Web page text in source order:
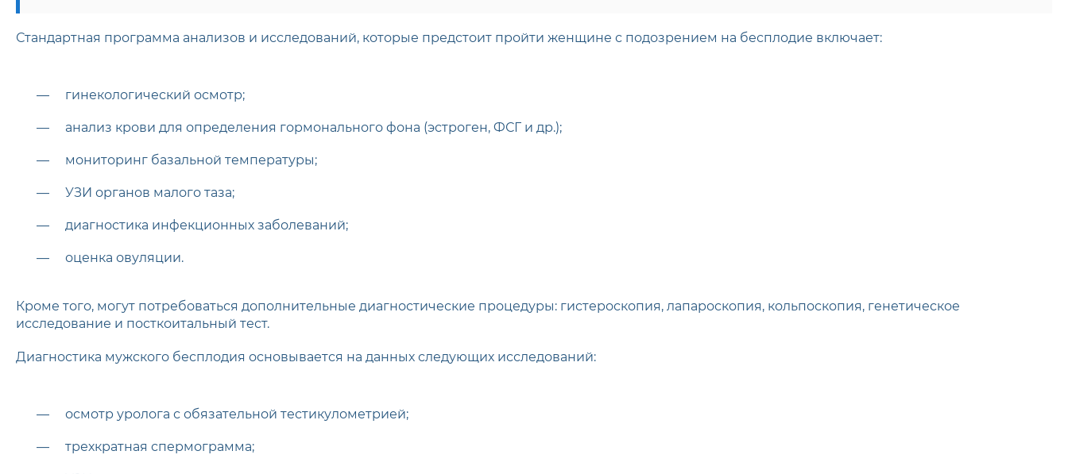
Стандартная программа анализов и исследований, которые предстоит пройти женщине с подозрением на бесплодие включает:
гинекологический осмотр;
анализ крови для определения гормонального фона (эстроген, ФСГ и др.);
мониторинг базальной температуры;
УЗИ органов малого таза;
диагностика инфекционных заболеваний;
оценка овуляции.
Кроме того, могут потребоваться дополнительные диагностические процедуры: гистероскопия, лапароскопия, кольпоскопия, генетическое
исследование и посткоитальный тест.
Диагностика мужского бесплодия основывается на данных следующих исследований:
осмотр уролога с обязательной тестикулометрией;
трехкратная спермограмма;